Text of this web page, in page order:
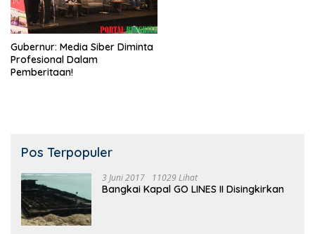
Gubernur: Media Siber Diminta
Profesional Dalam
Pemberitaan!
Pos Terpopuler
3 Juni 2017 11029 Lihat
Bangkai Kapal GO LINES II Disingkirkan